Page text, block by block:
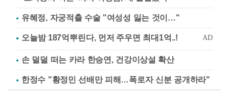
유혜정, 자궁적출 수술 "여성성 잃는 것이…"
손 덜덜 떠는 카라 한승연, 건강이상설 확산
한정수 "황정민 선배만 피해…폭로자 신분 공개하라"